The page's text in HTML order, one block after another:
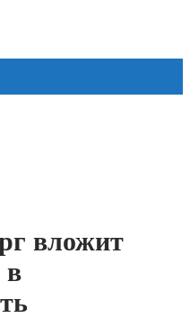
вложит
в